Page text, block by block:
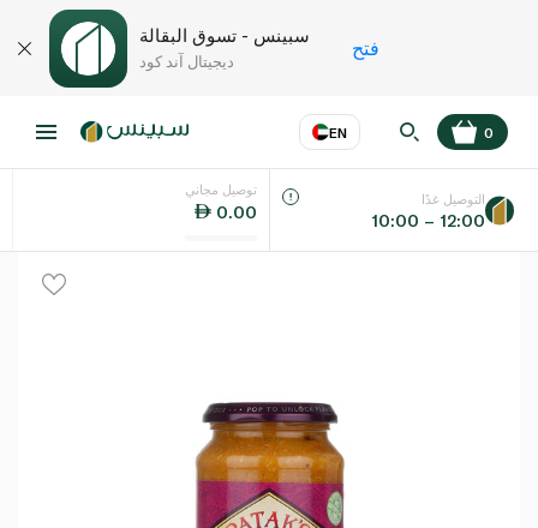
سبينس - تسوق البقالة
ديجيتال آند كود
فتح
EN
اللغة عر
0
توصيل مجاني
0.00
التوصيل غدًا
10:00 – 12:00